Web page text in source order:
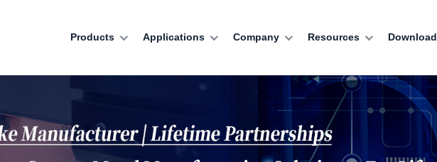
Products Applications Company Resources Download